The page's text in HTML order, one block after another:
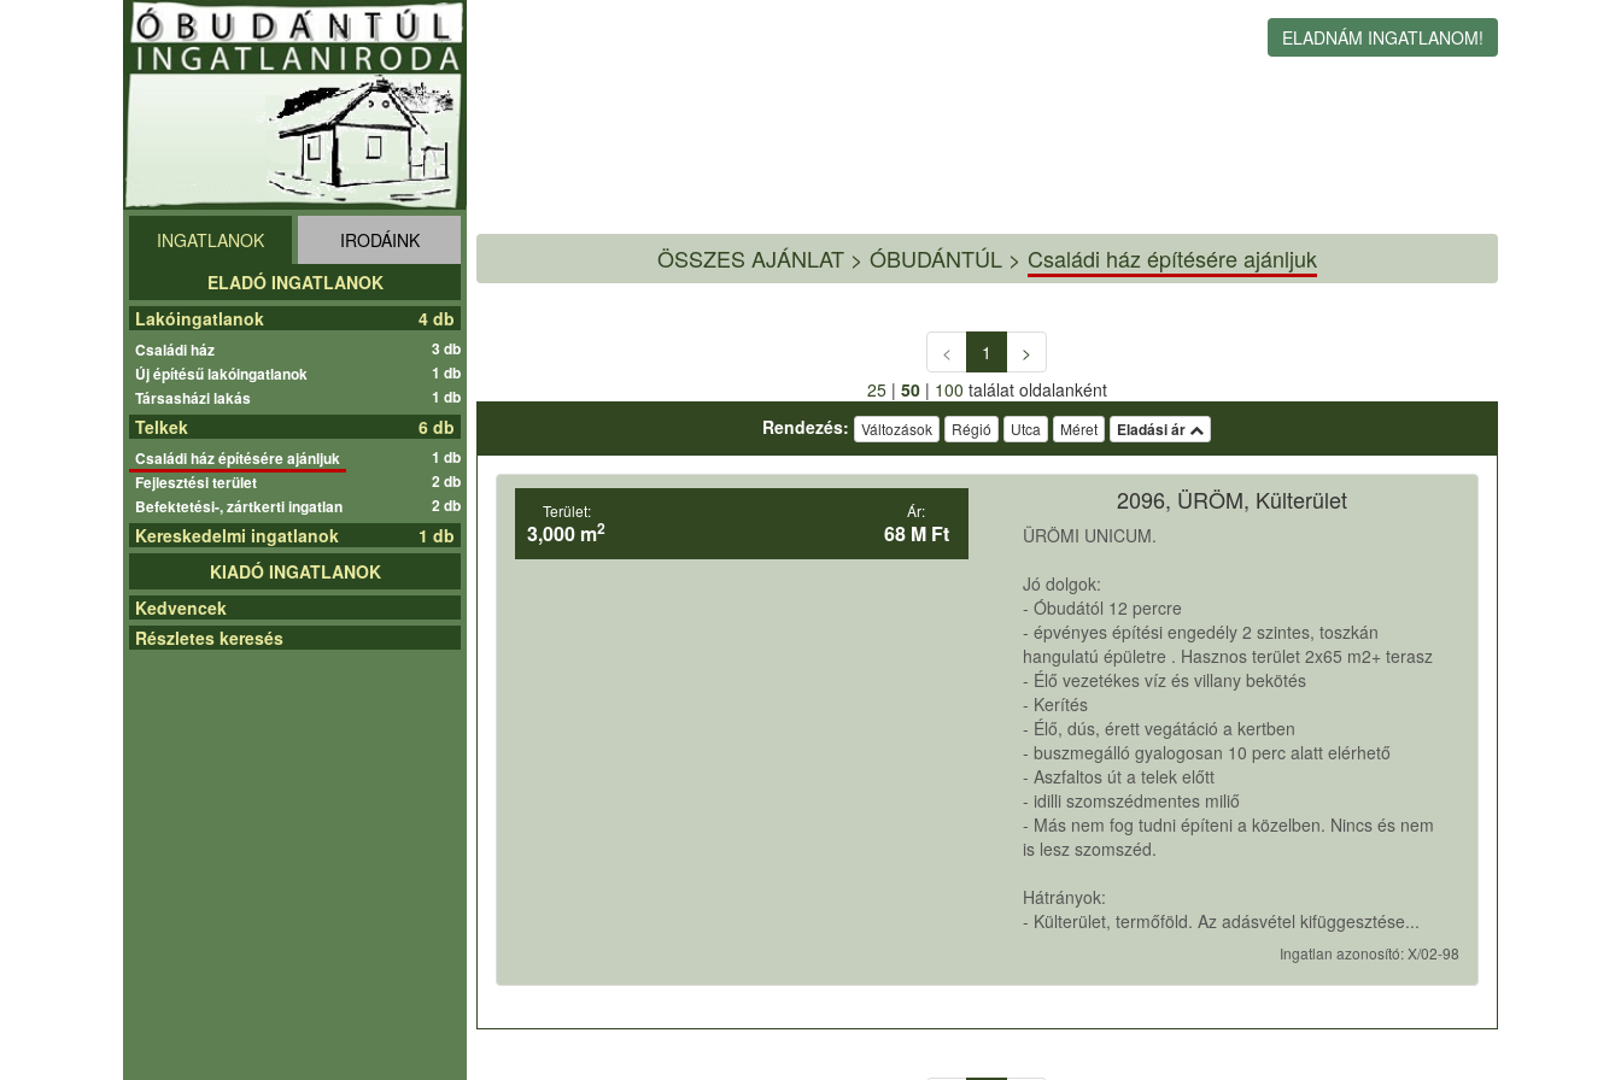
ELADNÁM INGATLANOM!
INGATLANOK
IRODÁINK
ELADÓ INGATLANOK
Lakóingatlanok
4 db
Családi ház
3 db
Új építésű lakóingatlanok
1 db
Társasházi lakás
1 db
Telkek 6 db
Családi ház építésére ajánljuk
1 db
Fejlesztési terület
2 db
Befektetési-, zártkerti ingatlan
2 db
Kereskedelmi ingatlanok
1 db
KIADÓ INGATLANOK
Kedvencek
Részletes keresés
ÖSSZES AJÁNLAT> ÓBUDÁNTÚL > Családi ház építésére ajánljuk
< 1
>
25| 50| 100 találat oldalanként
Rendezés:
Változások Régió Utca Méret Eladási ár
Terület:
3,000 m2
Ár:
68 M Ft
2096, ÜRÖM, Külterület
ÜRÖMI UNICUM.
Jó dolgok:
- Óbudától 12 percre
- épvényes építési engedély 2 szintes, toszkán
hangulatú épületre . Hasznos terület 2x65 m2+ terasz
- Élő vezetékes víz és villany bekötés
- Kerítés
- Élő, dús, érett vegátáció a kertben
- buszmegálló gyalogosan 10 perc alatt elérhető
- Aszfaltos út a telek előtt
- idilli szomszédmentes miliő
- Más nem fog tudni építeni a közelben. Nincs és nem
is lesz szomszéd.
Hátrányok:
- Külterület, termőföld. Az adásvétel kifüggesztése...
Ingatlan azonosító: X/02-98